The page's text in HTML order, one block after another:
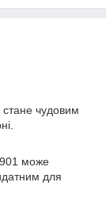
чудовим
може
для